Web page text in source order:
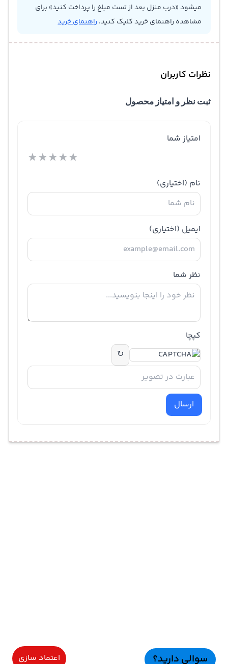
میشود «درب منزل بعد از تست مبلغ را پرداخت کنید» برای
مشاهده راهنمای خرید کلیک کنید. راهنمای خرید
نظرات کاربران
ثبت نظر و امتیاز محصول
امتیاز شما
★★★★★
نام (اختیاری)
ایمیل (اختیاری)
نظر شما
کپچا
↻
ارسال
سوالی دارید؟ اعتماد سازی